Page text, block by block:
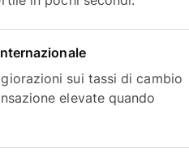
sui tassi di cambio
elevate quando